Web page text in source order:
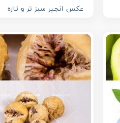
عکس انجیر سبز تر و تازه